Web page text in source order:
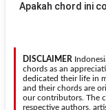
sesuai kebutuhan.
Transpose (bawah)
Apakah chord ini
DISCLAIMER
chords as an
dedicated their life in
and their chords are
our contributors. The
respective authors,